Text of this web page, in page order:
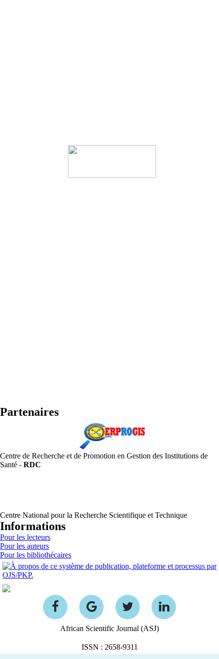
Partenaires
Centre de Recherche et de Promotion en Gestion des Institutions de
Santé - RDC
Centre National pour la Recherche Scientifique et Technique
Informations
Pour les lecteurs
Pour les auteurs
Pour les bibliothécaires
African Scientific Journal (ASJ)
ISSN : 2658-9311